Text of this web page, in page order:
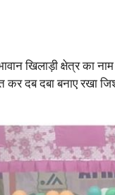
खिलाड़ी क्षेत्र का
कर दब दबा बनाए रखा